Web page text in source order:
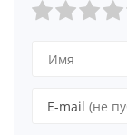
E-mail (не